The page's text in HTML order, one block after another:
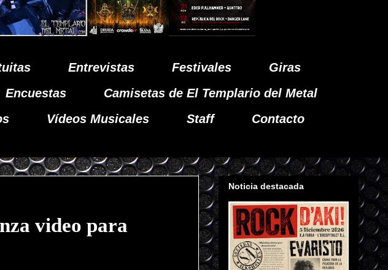
Entrevistas Festivales
Giras
Encuestas
Camisetas de El Templario del Metal
Vídeos Musicales Staff
Contacto
video para
Noticia destacada